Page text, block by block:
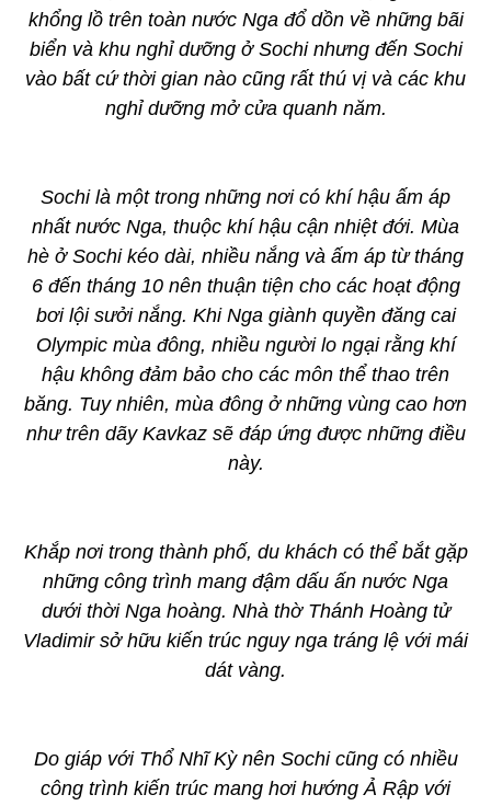
khổng lồ trên toàn nước Nga đổ dồn về những bãi
biển và khu nghỉ dưỡng ở Sochi nhưng đến Sochi
vào bất cứ thời gian nào cũng rất thú vị và các khu
nghỉ dưỡng mở cửa quanh năm.
Sochi là một trong những nơi có khí hậu ấm áp
nhất nước Nga, thuộc khí hậu cận nhiệt đới. Mùa
hè ở Sochi kéo dài, nhiều nắng và ấm áp từ tháng
6 đến tháng 10 nên thuận tiện cho các hoạt động
bơi lội sưởi nắng. Khi Nga giành quyền đăng cai
Olympic mùa đông, nhiều người lo ngại rằng khí
hậu không đảm bảo cho các môn thể thao trên
băng. Tuy nhiên, mùa đông ở những vùng cao hơn
như trên dãy Kavkaz sẽ đáp ứng được những điều
này.
Khắp nơi trong thành phố, du khách có thể bắt gặp
những công trình mang đậm dấu ấn nước Nga
dưới thời Nga hoàng. Nhà thờ Thánh Hoàng tử
Vladimir sở hữu kiến trúc nguy nga tráng lệ với mái
dát vàng.
Do giáp với Thổ Nhĩ Kỳ nên Sochi cũng có nhiều
công trình kiến trúc mang hơi hướng Ả Rập với